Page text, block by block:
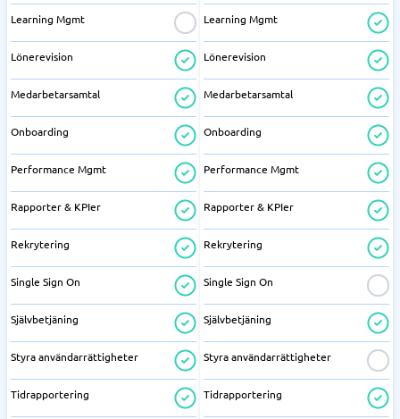
Learning Mgmt
Lönerevision
Medarbetarsamtal
Onboarding
Performance Mgmt
Rapporter & KPIer
Rekrytering
Single Sign On
Självbetjäning
Styra användarrättigheter
Tidrapportering
Learning Mgmt
Lönerevision
Medarbetarsamtal
Onboarding
Performance Mgmt
Rapporter & KPIer
Rekrytering
Single Sign On
Självbetjäning
Styra användarrättigheter
Tidrapportering